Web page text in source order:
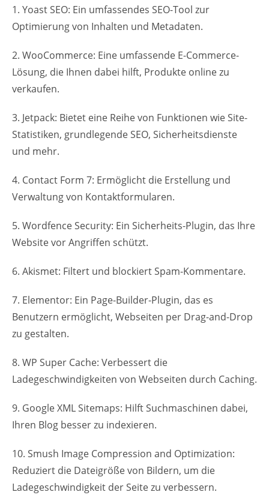
1. Yoast SEO: Ein umfassendes SEO-Tool zur
Optimierung von Inhalten und Metadaten.
2. WooCommerce: Eine umfassende E-Commerce-
Lösung, die Ihnen dabei hilft, Produkte online zu
verkaufen.
3. Jetpack: Bietet eine Reihe von Funktionen wie Site-
Statistiken, grundlegende SEO, Sicherheitsdienste
und mehr.
4. Contact Form 7: Ermöglicht die Erstellung und
Verwaltung von Kontaktformularen.
5. Wordfence Security: Ein Sicherheits-Plugin, das Ihre
Website vor Angriffen schützt.
6. Akismet: Filtert und blockiert Spam-Kommentare.
7. Elementor: Ein Page-Builder-Plugin, das es
Benutzern ermöglicht, Webseiten per Drag-and-Drop
zu gestalten.
8. WP Super Cache: Verbessert die
Ladegeschwindigkeiten von Webseiten durch Caching.
9. Google XML Sitemaps: Hilft Suchmaschinen dabei,
Ihren Blog besser zu indexieren.
10. Smush Image Compression and Optimization:
Reduziert die Dateigröße von Bildern, um die
Ladegeschwindigkeit der Seite zu verbessern.